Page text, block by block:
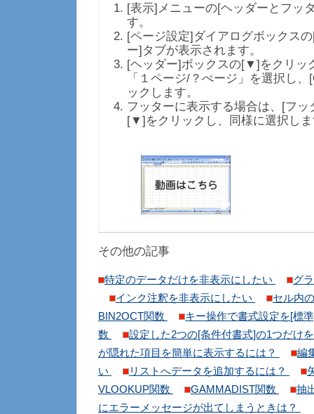
[表示]メニューの[ヘッダーとフッ
す。
[ページ設定]ダイアログボックス
ー]タブが表示されます。
[ヘッダー]ボックスの[▼]をクリッ
「１ページ/？ぺージ」を選択し
ックします。
フッターに表示する場合は、[フッ
[▼]をクリックし、同様に選択し
その他の記事
特定のデータだけを非表示にしたい
グ
インク注釈を非表示にしたい
セル内
BIN2OCT関数
キー操作で書式設定を[標
数
設定した2つの[条件付書式]の1つだけ
が隠れた項目を簡単に表示するには？
編
い
リストへデータを追加するには？
VLOOKUP関数
GAMMADIST関数
抽
にエラーメッセージが出てしまうときは？